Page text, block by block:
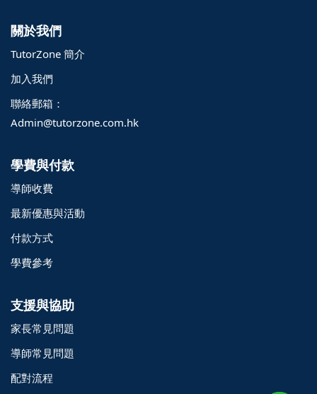
關於我們
TutorZone 簡介
加入我們
聯絡郵箱：
Admin@tutorzone.com.hk
學費與付款
導師收費
最新優惠與活動
付款方式
學費參考
支援與協助
家長常見問題
導師常見問題
配對流程